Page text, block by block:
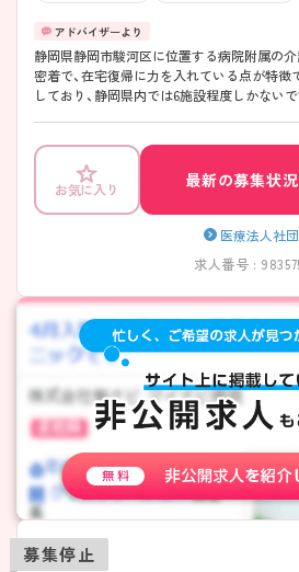
静岡県静岡市駿河区に位置する病院附属の
密着で、在宅復帰に力を入れている点が特徴
しており、静岡県内では6施設程度しかない
イントなど、さらに詳細をお話しいたします
お気に入り
最新の募集状
医療法人社
求人番号 :
募集停止